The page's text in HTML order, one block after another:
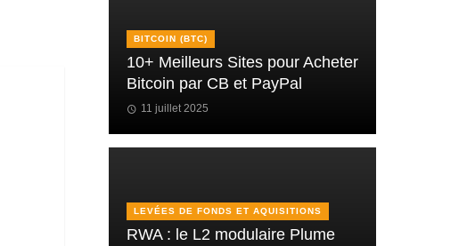
BITCOIN (BTC)
10+ Meilleurs Sites pour Acheter
Bitcoin par CB et PayPal
11 juillet 2025
LEVÉES DE FONDS ET AQUISITIONS
RWA : le L2 modulaire Plume